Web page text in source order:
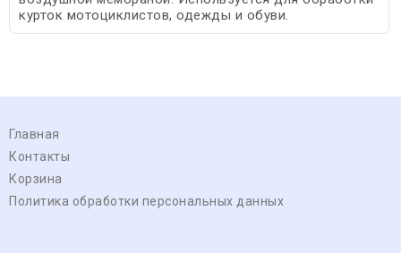
курток мотоциклистов, одежды и обуви.
Главная
Контакты
Корзина
Политика обработки персональных данных